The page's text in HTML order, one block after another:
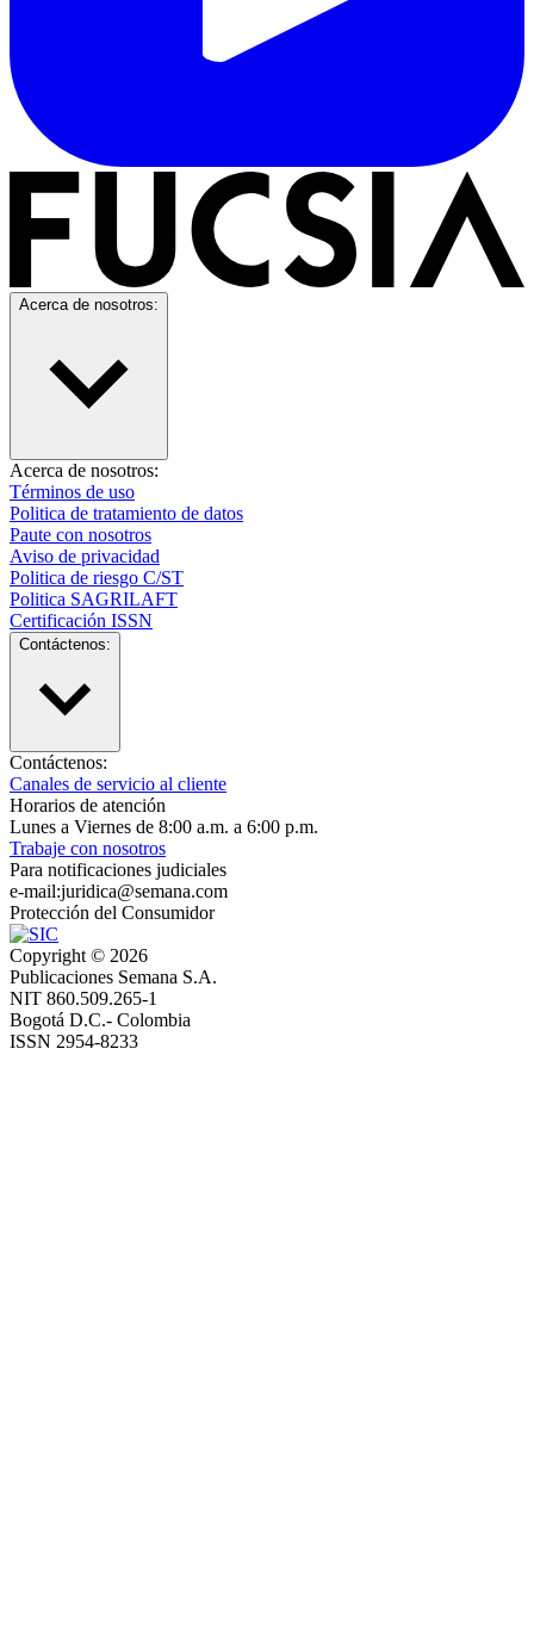
Acerca de nosotros:
Acerca de nosotros:
Términos de uso
Politica de tratamiento de datos
Paute con nosotros
Aviso de privacidad
Politica de riesgo C/ST
Politica SAGRILAFT
Certificación ISSN
Contáctenos:
Contáctenos:
Canales de servicio al cliente
Horarios de atención
Lunes a Viernes de 8:00 a.m. a 6:00 p.m.
Trabaje con nosotros
Para notificaciones judiciales
e-mail:juridica@semana.com
Protección del Consumidor
Copyright © 2026
Publicaciones Semana S.A.
NIT 860.509.265-1
Bogotá D.C.- Colombia
ISSN 2954-8233